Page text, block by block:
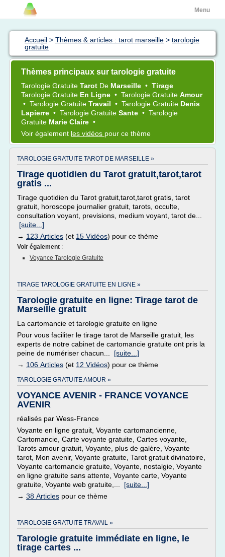
Menu
Accueil > Thèmes & articles : tarot marseille > tarologie
gratuite
Thèmes principaux sur tarologie gratuite
Tarologie Gratuite Tarot De Marseille • Tirage
Tarologie Gratuite En Ligne • Tarologie Gratuite Amour
• Tarologie Gratuite Travail • Tarologie Gratuite Denis
Lapierre • Tarologie Gratuite Sante • Tarologie
Gratuite Marie Claire •
Voir également les vidéos pour ce thème
TAROLOGIE GRATUITE TAROT DE MARSEILLE »
Tirage quotidien du Tarot gratuit,tarot,tarot
gratis ...
Tirage quotidien du Tarot gratuit,tarot,tarot gratis, tarot
gratuit, horoscope journalier gratuit, tarots, occulte,
consultation voyant, previsions, medium voyant, tarot de...
[suite...]
→ 123 Articles (et 15 Vidéos) pour ce thème
Voir également :
Voyance Tarologie Gratuite
TIRAGE TAROLOGIE GRATUITE EN LIGNE »
Tarologie gratuite en ligne: Tirage tarot de
Marseille gratuit
La cartomancie et tarologie gratuite en ligne
Pour vous faciliter le tirage tarot de Marseille gratuit, les
experts de notre cabinet de cartomancie gratuite ont pris la
peine de numériser chacun... [suite...]
→ 106 Articles (et 12 Vidéos) pour ce thème
TAROLOGIE GRATUITE AMOUR »
VOYANCE AVENIR - FRANCE VOYANCE
AVENIR
réalisés par Wess-France
Voyante en ligne gratuit, Voyante cartomancienne,
Cartomancie, Carte voyante gratuite, Cartes voyante,
Tarots amour gratuit, Voyante, plus de galère, Voyante
tarot, Mon avenir, Voyante gratuite, Tarot gratuit divinatoire,
Voyante cartomancie gratuite, Voyante, nostalgie, Voyante
en ligne gratuite sans attente, Voyante carte, Voyante
gratuite, Voyante web gratuite,... [suite...]
→ 38 Articles pour ce thème
TAROLOGIE GRATUITE TRAVAIL »
Tarologie gratuite immédiate en ligne, le
tirage cartes ...